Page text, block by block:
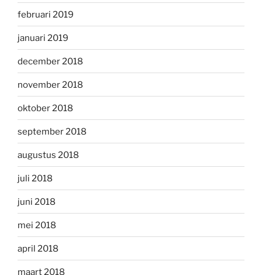
februari 2019
januari 2019
december 2018
november 2018
oktober 2018
september 2018
augustus 2018
juli 2018
juni 2018
mei 2018
april 2018
maart 2018